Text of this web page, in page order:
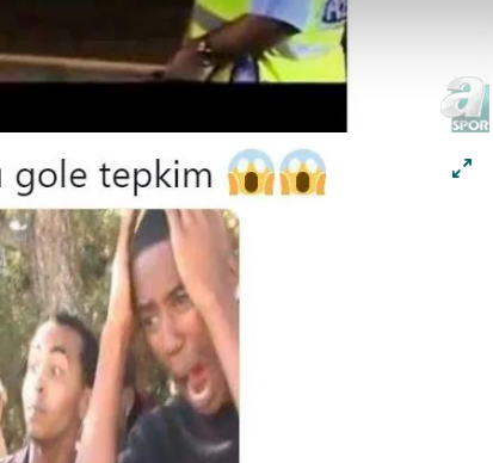
için İnternet Sitemizde kendimize ve üçüncü kişilere
verileriniz işlenmekte olup gerekli olan çerezler bilgi
çerezler, sitemizin daha işlevsel kılınması ve
amaçlarıyla sınırlı olarak açık rızanız dahilinde
yer alan panel vasıtasıyla belirleyebilirsiniz.
Metnimiziziyaret edebilirsiniz.
Kanunu uyarınca hazırlanmış Aydınlatma
çerezlerle ilgili bilgi almak için lütfen